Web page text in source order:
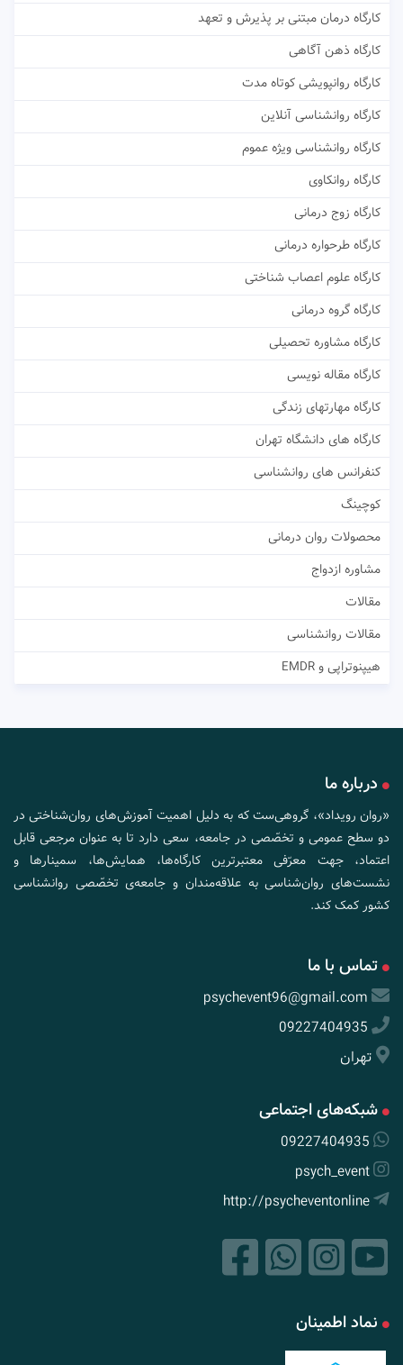
کارگاه درمان مبتنی بر پذیرش و تعهد
کارگاه ذهن آگاهی
کارگاه روانپویشی کوتاه مدت
کارگاه روانشناسی آنلاین
کارگاه روانشناسی ویژه عموم
کارگاه روانکاوی
کارگاه زوج درمانی
کارگاه طرحواره درمانی
کارگاه علوم اعصاب شناختی
کارگاه گروه درمانی
کارگاه مشاوره تحصیلی
کارگاه مقاله نویسی
کارگاه مهارتهای زندگی
کارگاه های دانشگاه تهران
کنفرانس های روانشناسی
کوچینگ
محصولات روان درمانی
مشاوره ازدواج
مقالات
مقالات روانشناسی
هیپنوتراپی و EMDR
درباره ما
«روان رویداد»، گروهی‌ست که به دلیل اهمیت آموزش‌های روان‌شناختی در
دو سطح عمومی و تخصّصی در جامعه، سعی دارد تا به عنوان مرجعی قابل
اعتماد، جهت معرّفی معتبرترین کارگاه‌ها، همایش‌ها، سمینارها و
نشست‌های روان‌شناسی به علاقه‌مندان و جامعه‌ی تخصّصی روانشناسی
کشور کمک کند.
تماس با ما
psychevent96@gmail.com
09227404935
تهران
شبکه‌های اجتماعی
09227404935
psych_event
http://psycheventonline
نماد اطمینان